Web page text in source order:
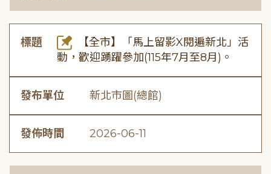
標題
【全市】「馬上留影X閱遍新北」活
動，歡迎踴躍參加(115年7月至8月)。
發布單位 新北市圖(總館)
發佈時間 2026-06-11